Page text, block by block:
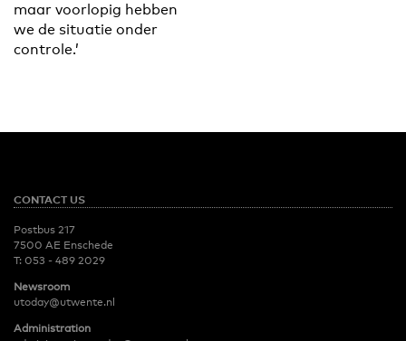
maar voorlopig hebben
we de situatie onder
controle.’
CONTACT US
Postbus 217
7500 AE Enschede
T: 053 - 489 2029
Newsroom
utoday@utwente.nl
Administration